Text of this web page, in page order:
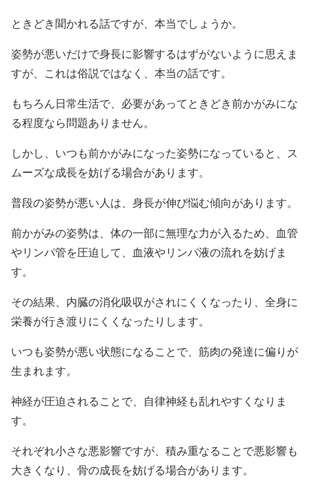
ときどき聞かれる話ですが、本当でしょうか。
姿勢が悪いだけで身長に影響するはずがないように思えま
すが、これは俗説ではなく、本当の話です。
もちろん日常生活で、必要があってときどき前かがみにな
る程度なら問題ありません。
しかし、いつも前かがみになった姿勢になっていると、ス
ムーズな成長を妨げる場合があります。
普段の姿勢が悪い人は、身長が伸び悩む傾向があります。
前かがみの姿勢は、体の一部に無理な力が入るため、血管
やリンパ管を圧迫して、血液やリンパ液の流れを妨げま
す。
その結果、内臓の消化吸収がされにくくなったり、全身に
栄養が行き渡りにくくなったりします。
いつも姿勢が悪い状態になることで、筋肉の発達に偏りが
生まれます。
神経が圧迫されることで、自律神経も乱れやすくなりま
す。
それぞれ小さな悪影響ですが、積み重なることで悪影響も
大きくなり、骨の成長を妨げる場合があります。